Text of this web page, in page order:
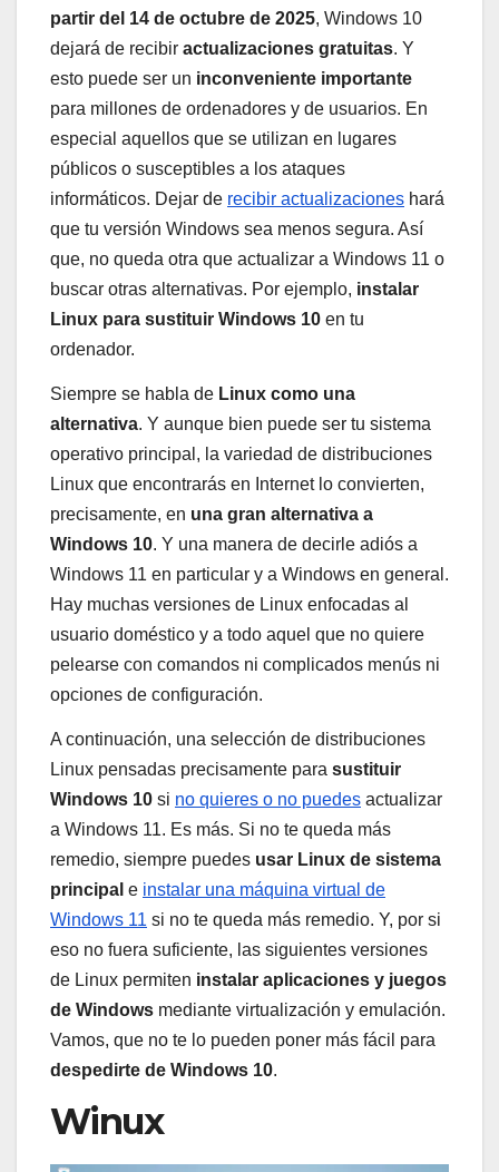
partir del 14 de octubre de 2025, Windows 10
dejará de recibir actualizaciones gratuitas. Y
esto puede ser un inconveniente importante
para millones de ordenadores y de usuarios. En
especial aquellos que se utilizan en lugares
públicos o susceptibles a los ataques
informáticos. Dejar de recibir actualizaciones hará
que tu versión Windows sea menos segura. Así
que, no queda otra que actualizar a Windows 11 o
buscar otras alternativas. Por ejemplo, instalar
Linux para sustituir Windows 10 en tu
ordenador.
Siempre se habla de Linux como una
alternativa. Y aunque bien puede ser tu sistema
operativo principal, la variedad de distribuciones
Linux que encontrarás en Internet lo convierten,
precisamente, en una gran alternativa a
Windows 10. Y una manera de decirle adiós a
Windows 11 en particular y a Windows en general.
Hay muchas versiones de Linux enfocadas al
usuario doméstico y a todo aquel que no quiere
pelearse con comandos ni complicados menús ni
opciones de configuración.
A continuación, una selección de distribuciones
Linux pensadas precisamente para sustituir
Windows 10 si no quieres o no puedes actualizar
a Windows 11. Es más. Si no te queda más
remedio, siempre puedes usar Linux de sistema
principal e instalar una máquina virtual de
Windows 11 si no te queda más remedio. Y, por si
eso no fuera suficiente, las siguientes versiones
de Linux permiten instalar aplicaciones y juegos
de Windows mediante virtualización y emulación.
Vamos, que no te lo pueden poner más fácil para
despedirte de Windows 10.
Winux